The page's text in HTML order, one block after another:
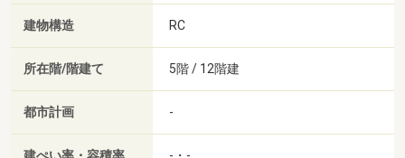
建物構造 RC
所在階/階建て 5階 / 12階建
都市計画 -